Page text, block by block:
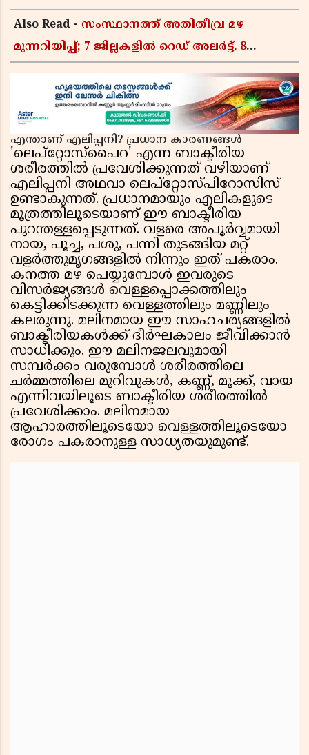
Also Read - സംസ്ഥാനത്ത് അതിതീവ്ര മഴ
മുന്നറിയിപ്പ്; 7 ജില്ലകളിൽ റെഡ് അലർട്ട്, 8
എന്താണ് എലിപ്പനി? പ്രധാന കാരണങ്ങൾ
'ലെപ്റ്റോസ്പൈറ' എന്ന ബാക്ടീരിയ
ശരീരത്തിൽ പ്രവേശിക്കുന്നത് വഴിയാണ്
എലിപ്പനി അഥവാ ലെപ്റ്റോസ്പിറോസിസ്
ഉണ്ടാകുന്നത്. പ്രധാനമായും എലികളുടെ
മൂത്രത്തിലൂടെയാണ് ഈ ബാക്ടീരിയ
പുറന്തള്ളപ്പെടുന്നത്. വളരെ അപൂർവ്വമായി
നായ, പൂച്ച, പശു, പന്നി തുടങ്ങിയ മറ്റ്
വളർത്തുമൃഗങ്ങളിൽ നിന്നും ഇത് പകരാം.
കനത്ത മഴ പെയ്യുമ്പോൾ ഇവരുടെ
വിസർജ്യങ്ങൾ വെള്ളപ്പൊക്കത്തിലും
കെട്ടിക്കിടക്കുന്ന വെള്ളത്തിലും മണ്ണിലും
കലരുന്നു. മലിനമായ ഈ സാഹചര്യങ്ങളിൽ
ബാക്ടീരിയകൾക്ക് ദീർഘകാലം ജീവിക്കാൻ
സാധിക്കും. ഈ മലിനജലവുമായി
സമ്പർക്കം വരുമ്പോൾ ശരീരത്തിലെ
ചർമ്മത്തിലെ മുറിവുകൾ, കണ്ണ്, മൂക്ക്, വായ
എന്നിവയിലൂടെ ബാക്ടീരിയ ശരീരത്തിൽ
പ്രവേശിക്കാം. മലിനമായ
ആഹാരത്തിലൂടെയോ വെള്ളത്തിലൂടെയോ
രോഗം പകരാനുള്ള സാധ്യതയുമുണ്ട്.